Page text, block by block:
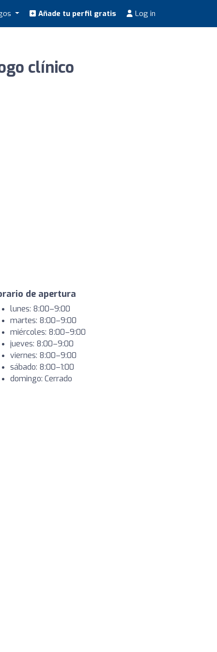
Añade tu perfil gratis Log in
clínico
de apertura
lunes: 8:00–9:00
martes: 8:00–9:00
miércoles: 8:00–9:00
jueves: 8:00–9:00
viernes: 8:00–9:00
sábado: 8:00–1:00
domingo: Cerrado